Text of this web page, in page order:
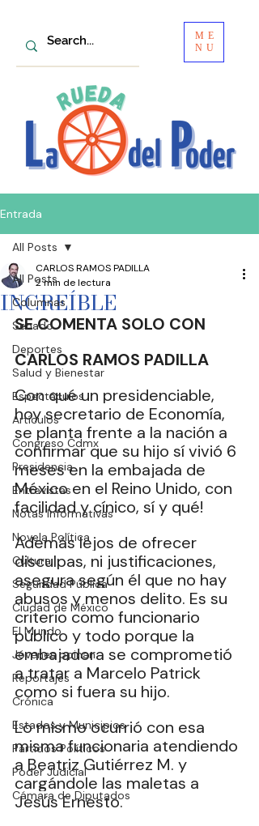
ME
NU
Entrada
All Posts
Columnas
Senado
Deportes
Salud y Bienestar
Espectáculos
Artículos
Congreso Cdmx
Presidencia
Entrevistas
Notas Informativas
Novela Política
Cultura
Seguridad Pública
Ciudad de México
El Mundo
Jóvenes opinan
Reportajes
Crónica
Estados y Municipios
Partidos Políticos
Poder Judicial
Cámara de Diputados
All Posts
INCREÍBLE
CARLOS RAMOS PADILLA
2 min de lectura
SE COMENTA SOLO CON
CARLOS RAMOS PADILLA
Con qué un presidenciable,
hoy secretario de Economía,
se planta frente a la nación a
confirmar que su hijo sí vivió 6
meses en la embajada de
México en el Reino Unido, con
facilidad y cínico, sí y qué!
Además lejos de ofrecer
disculpas, ni justificaciones,
asegura según él que no hay
abusos y menos delito. Es su
criterio como funcionario
público y todo porque la
embajadora se comprometió
a tratar a Marcelo Patrick
como si fuera su hijo.
Lo mismo ocurrió con esa
misma funcionaria atendiendo
a Beatriz Gutiérrez M. y
cargándole las maletas a
Jesús Ernesto.